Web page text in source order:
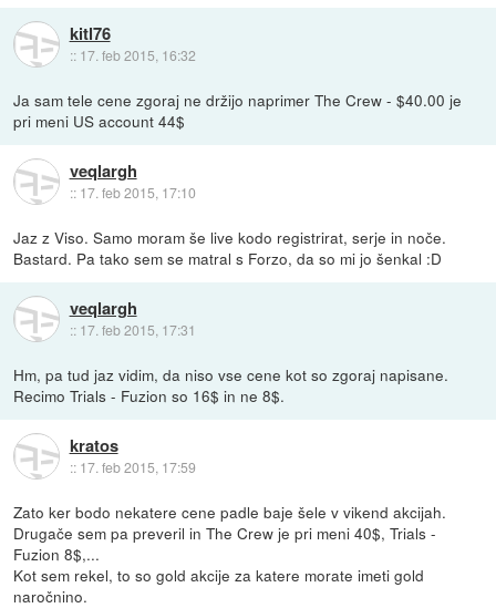
kitl76
:: 17. feb 2015, 16:32
Ja sam tele cene zgoraj ne držijo naprimer The Crew - $40.00 je
pri meni US account 44$
veqlargh
:: 17. feb 2015, 17:10
Jaz z Viso. Samo moram še live kodo registrirat, serje in noče.
Bastard. Pa tako sem se matral s Forzo, da so mi jo šenkal :D
veqlargh
:: 17. feb 2015, 17:31
Hm, pa tud jaz vidim, da niso vse cene kot so zgoraj napisane.
Recimo Trials - Fuzion so 16$ in ne 8$.
kratos
:: 17. feb 2015, 17:59
Zato ker bodo nekatere cene padle baje šele v vikend akcijah.
Drugače sem pa preveril in The Crew je pri meni 40$, Trials -
Fuzion 8$,...
Kot sem rekel, to so gold akcije za katere morate imeti gold
naročnino.